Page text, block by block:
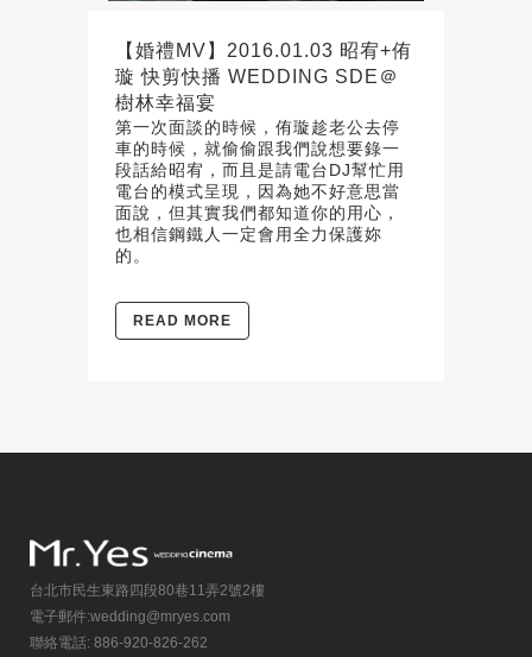
【婚禮MV】2016.01.03 昭宥+侑
璇 快剪快播 WEDDING SDE＠
樹林幸福宴
第一次面談的時候，侑璇趁老公去停
車的時候，就偷偷跟我們說想要錄一
段話給昭宥，而且是請電台DJ幫忙用
電台的模式呈現，因為她不好意思當
面說，但其實我們都知道你的用心，
也相信鋼鐵人一定會用全力保護妳
的。
READ MORE
台北市民生東路四段80巷11弄2號2樓
電子郵件:wedding@mryes.com
聯絡電話: 886-920-826-262